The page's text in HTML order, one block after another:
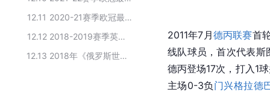
12.11
2020-21赛季欧冠最佳阵容
12.12
2018-2019赛季英超联赛切尔西队球员名单
12.13
2018年《俄罗斯世界杯》德国国家队阵容名单
2011年7月德丙联赛首
线队球员，首次代表斯
德丙登场17次，打入1
主场0-3负 门兴格拉德